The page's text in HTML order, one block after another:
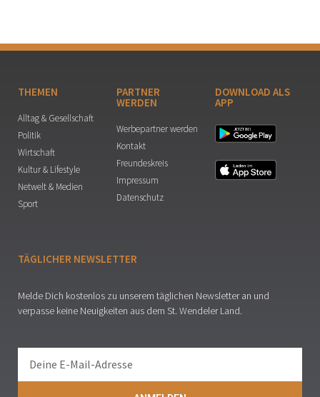
THEMEN
Alltag & Gesellschaft
Politik
Wirtschaft
Kultur & Lifestyle
Netwelt & Medien
Sport
PARTNER
WERDEN
Werbepartner werden
Kontakt
Freundeskreis
Impressum
Datenschutz
DOWNLOAD ALS
APP
TÄGLICHER NEWSLETTER
Melde Dich kostenlos zu unserem täglichen Newsletter an und
verpasse keine Neuigkeiten aus dem St. Wendeler Land.